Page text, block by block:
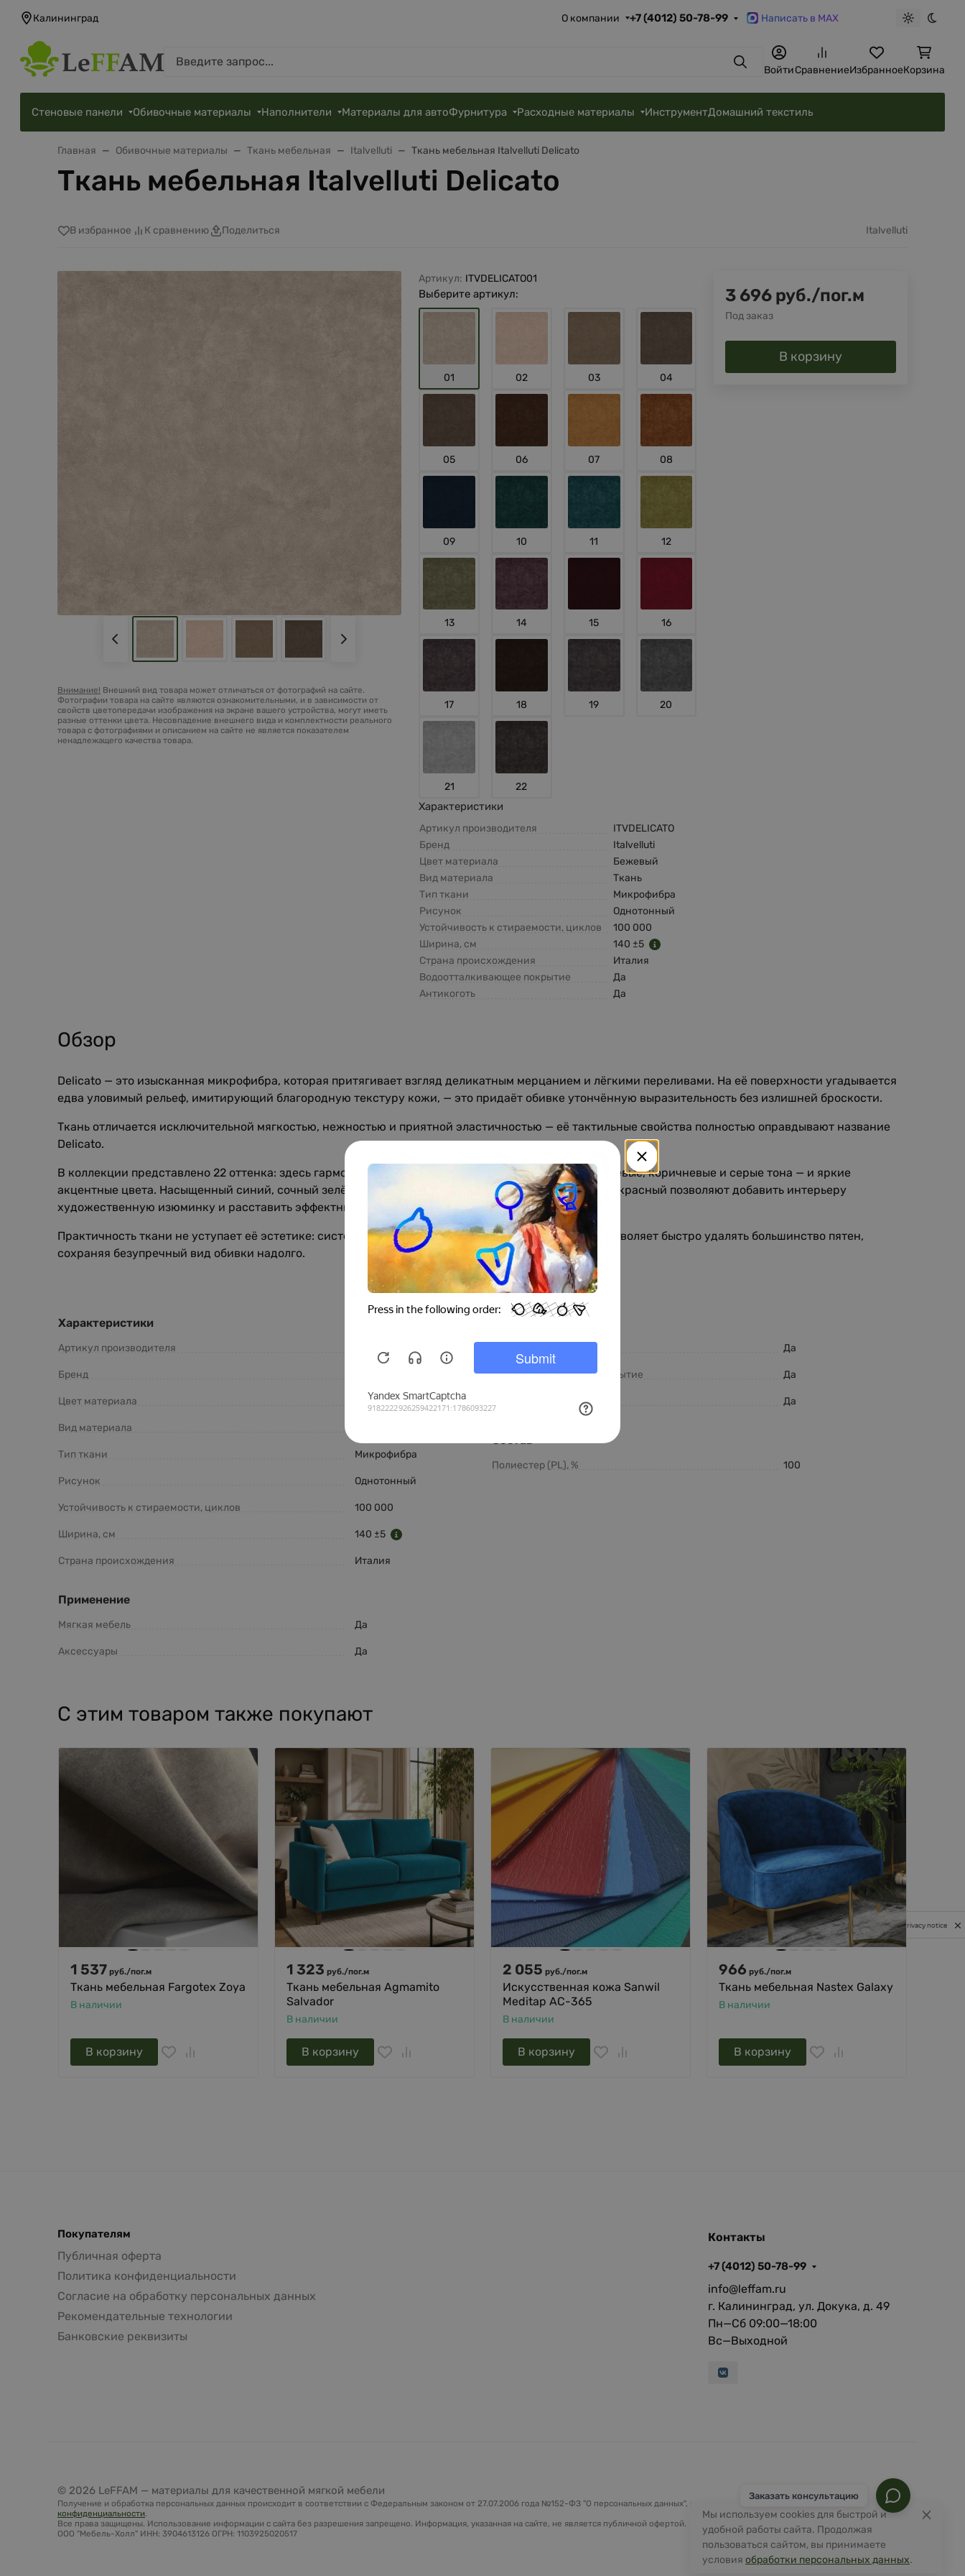
Калининград О компании +7 (4012) 50-78-99 Написать в MAX
Светлая
ПоискВойтиСравнениеИзбранноеКорзина
Стеновые панели Обивочные материалы Наполнители Материалы для автоФурнитура Расходные материалы ИнструментДомашний текстиль
Главная Обивочные материалы Ткань мебельная Italvelluti Ткань мебельная Italvelluti Delicato
Ткань мебельная Italvelluti Delicato
В избранное К сравнению Поделиться Italvelluti
Внимание! Внешний вид товара может отличаться от фотографий на сайте.
Фотографии товара на сайте являются ознакомительными, и в зависимости от
свойств цветопередачи изображения на экране вашего устройства, могут иметь
разные оттенки цвета. Несовпадение внешнего вида и комплектности реального
товара с фотографиями и описанием на сайте не является показателем
ненадлежащего качества товара.
Артикул: ITVDELICATO01
Выберите артикул:
01 02 03 04
05 06 07 08
09 10 11 12
13 14 15 16
17 18 19 20
21 22
Характеристики
Артикул производителя
ITVDELICATO
Бренд
Italvelluti
Цвет материала
Бежевый
Вид материала
Ткань
Тип ткани
Микрофибра
Рисунок
Однотонный
Устойчивость к стираемости, циклов
100 000
Ширина, см
140 ±5
Страна происхождения
Италия
Водоотталкивающее покрытие
Да
Антикоготь
Да
3 696 руб./пог.м
Под заказ
В корзину
Обзор
Delicato — это изысканная микрофибра, которая притягивает взгляд деликатным мерцанием и лёгкими переливами. На её поверхности угадывается
едва уловимый рельеф, имитирующий благородную текстуру кожи, — это придаёт обивке утончённую выразительность без излишней броскости.
Ткань отличается исключительной мягкостью, нежностью и приятной эластичностью — её тактильные свойства полностью оправдывают название
Delicato.
В коллекции представлено 22 оттенка: здесь гармонично сочетаются сдержанная классика — бежевые, коричневые и серые тона — и яркие
акцентные цвета. Насыщенный синий, сочный зелёный, а также энергичные жёлтый, оранжевый и красный позволяют добавить интерьеру
художественную изюминку и расставить эффектные цветовые акценты.
Практичность ткани не уступает её эстетике: система Zero Spot надёжно защищает материал и позволяет быстро удалять большинство пятен,
сохраняя безупречный вид обивки надолго.
Характеристики
Артикул производителя
Бренд
Цвет материала Бежевый
Вид материала
Тип ткани Микрофибра
Рисунок Однотонный
Устойчивость к стираемости, циклов 100 000
Ширина, см 140 ±5
Страна происхождения Италия
Применение
Мягкая мебель Да
Аксессуары Да
Да
Водоотталкивающее покрытие Да
Да
Состав
Полиестер (PL), % 100
С этим товаром также покупают
1 537 руб./пог.м
Ткань мебельная Fargotex Zoya
В наличии
В корзину
1 323 руб./пог.м
Ткань мебельная Agmamito
Salvador
В наличии
В корзину
2 055 руб./пог.м
Искусственная кожа Sanwil
Meditap AC-365
В наличии
В корзину
966 руб./пог.м
Ткань мебельная Nastex Galaxy
В наличии
В корзину
Покупателям
Публичная оферта
Политика конфиденциальности
Согласие на обработку персональных данных
Рекомендательные технологии
Банковские реквизиты
Контакты
+7 (4012) 50-78-99
info@leffam.ru
г. Калининград, ул. Докука, д. 49
Пн—Сб 09:00—18:00
Вс—Выходной
© 2026 LeFFAM — материалы для качественной мягкой мебели
Получение и обработка персональных данных происходит в соответствии с Федеральным законом от 27.07.2006 года №152-ФЗ "О персональных данных", на условиях и для целей, определенных
Политикой
конфиденциальности.
Все права защищены. Использование информации с сайта без разрешения запрещено. Информация, указанная на сайте, не является публичной офертой.
ООО "Мебель-Холл" ИНН: 3904613126 ОГРН: 1103925020517
Заказать консультацию
Мы используем cookies для быстрой и
удобной работы сайта. Продолжая
пользоваться сайтом, вы принимаете
условия обработки персональных данных.
Privacy notice